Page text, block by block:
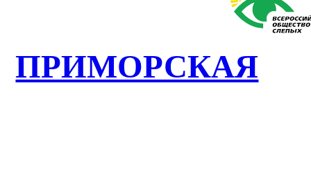
ПРИМОРСКАЯ